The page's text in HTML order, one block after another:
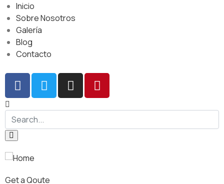
Inicio
Sobre Nosotros
Galería
Blog
Contacto
Get a Qoute